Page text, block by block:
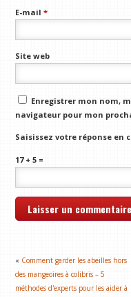
E-mail*
Site web
Enregistrer mon nom,
navigateur pour mon
Saisissez votre réponse en
17 + 5 =
« Comment garder les abeilles hors
des mangeoires à colibris – 5
méthodes d'experts pour les aider à